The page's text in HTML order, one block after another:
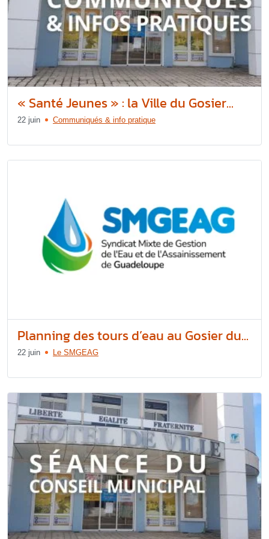
« Santé Jeunes » : la Ville du Gosier...
22 juin Communiqués & info pratique
Planning des tours d’eau au Gosier du...
22 juin Le SMGEAG